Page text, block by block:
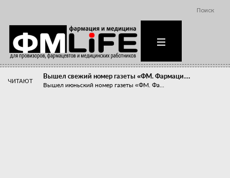
Поиск
ЧИТАЮТ
Вышел свежий номер газеты «ФМ. Фармаци…
Вышел июньский номер газеты «ФМ. Фа...